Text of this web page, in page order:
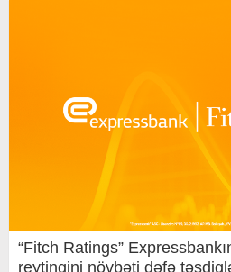
“Fitch Ratings”
reytinqini növbəti dəfə